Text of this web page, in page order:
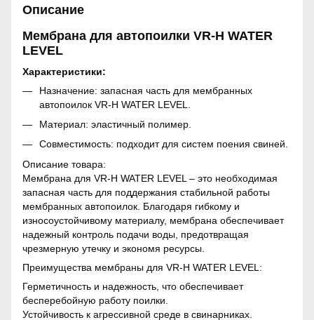
Описание
Мембрана для автопоилки VR-H WATER
LEVEL
Характеристики:
Назначение: запасная часть для мембранных
автопоилок VR-H WATER LEVEL.
Материал: эластичный полимер.
Совместимость: подходит для систем поения свиней.
Описание товара:
Мембрана для VR-H WATER LEVEL – это необходимая
запасная часть для поддержания стабильной работы
мембранных автопоилок. Благодаря гибкому и
износоустойчивому материалу, мембрана обеспечивает
надежный контроль подачи воды, предотвращая
чрезмерную утечку и экономя ресурсы.
Преимущества мембраны для VR-H WATER LEVEL:
Герметичность и надежность, что обеспечивает
бесперебойную работу поилки.
Устойчивость к агрессивной среде в свинарниках.